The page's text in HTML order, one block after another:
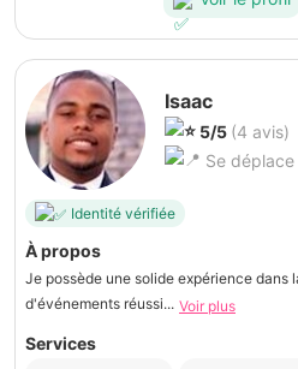
Isaac
5/5 (4 avis)
Se
Identité vérifiée
À propos
Je possède une solide expérience
d'événements réussi... Voir plus
Services